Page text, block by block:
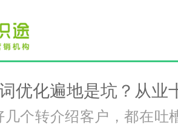
几个转介绍客户，都在吐